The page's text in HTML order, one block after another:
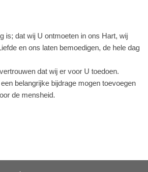
is; dat wij U ontmoeten in ons Hart, wij
en ons laten bemoedigen, de hele dag
dat wij er voor U toedoen.
belangrijke bijdrage mogen toevoegen
de mensheid.